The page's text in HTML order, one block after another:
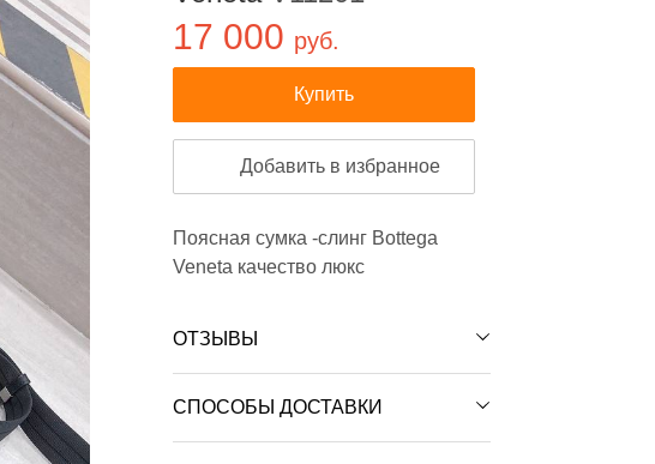
17 000 руб.
Купить
Добавить в избранное
Поясная сумка -слинг Bottega
Veneta качество люкс
ОТЗЫВЫ
СПОСОБЫ ДОСТАВКИ